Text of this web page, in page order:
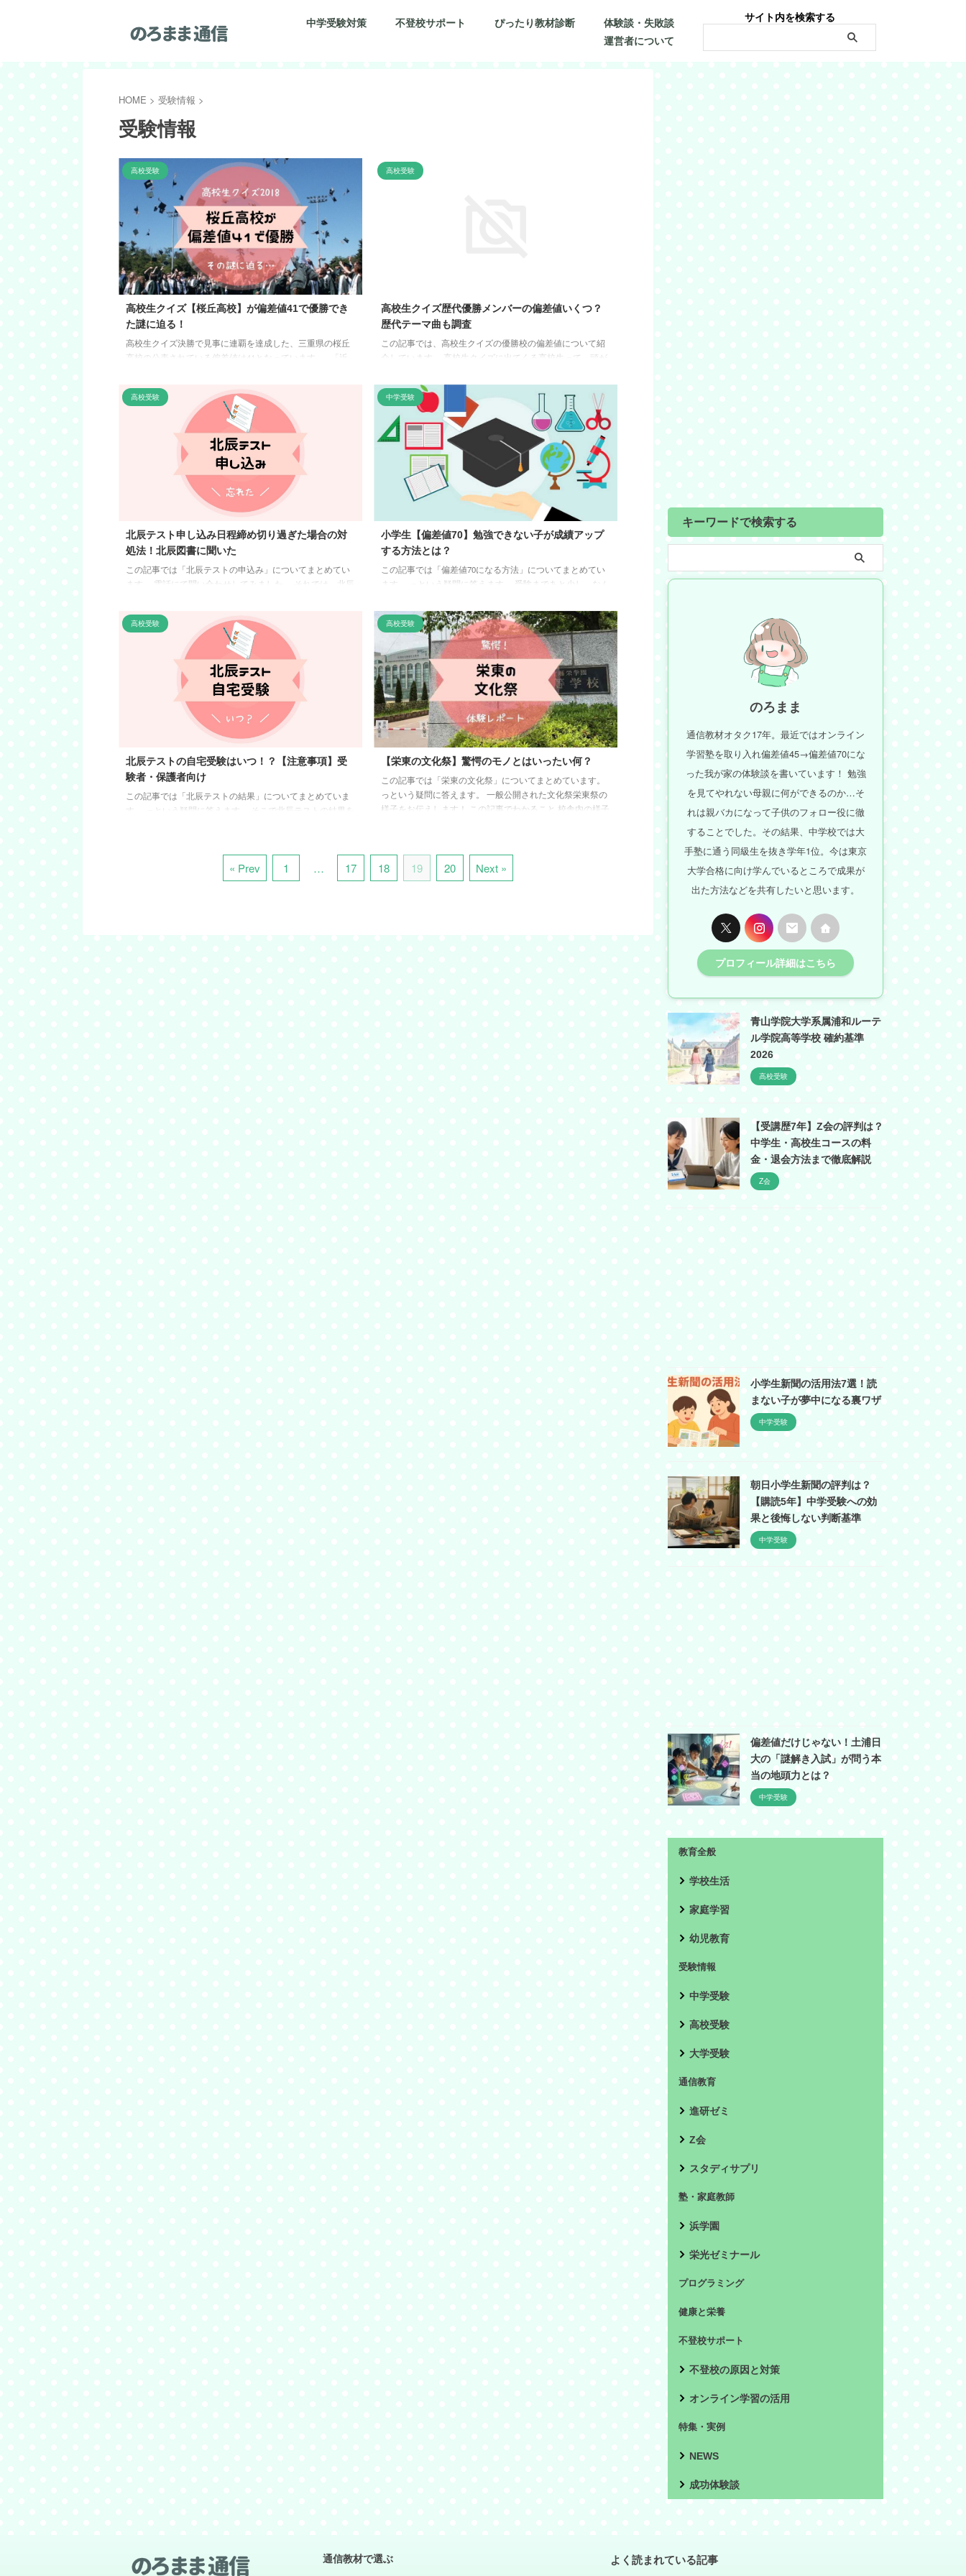
中学受験対策 不登校サポート ぴったり教材診断
体験談・失敗談
運営者について
サイト内を検索する
HOME > 受験情報 >
受験情報
高校受験
高校生クイズ【桜丘高校】が偏差値41で優勝でき
た謎に迫る！
高校生クイズ決勝で見事に連覇を達成した、三重県の桜丘
高校の公表されている偏差値は41となっています。 「近
ど…」 高校生クイズ歴代の優勝校を調べていて、違和感
があったのが桜丘高校でした。 それならば、調べてみよ
うと思いまとめてみたので興味のある方は一緒に謎を解明
していきましょう。 高校生クイズの桜丘高校とは 桜丘高校
は、三重県にあります。 イギリスの全寮制であるイート
ン校をモデル校にしている、私立 ...
高校受験
高校生クイズ歴代優勝メンバーの偏差値いくつ？
歴代テーマ曲も調査
この記事では、高校生クイズの優勝校の偏差値について紹
介しています。 高校生クイズに出てくる高校生って、頭が
ている伊沢さんを始めとする多くのメンバーも、高校生ク
イズに参加！ そこで高校生クイズ優勝校って、どれだけの
偏差値があるのか調べてみることにしました。それでは、
夏の風物詩「高校生クイズ」に参加した歴代の優勝校につ
いてお伝えします。 高校生クイズの歴代優勝校の偏差値 高
校生クイズとは、全国の高校生が参加するクイズの祭典で
す。 この夏の風物詩とも言えるク ...
高校受験
北辰テスト申し込み日程締め切り過ぎた場合の対
処法！北辰図書に聞いた
この記事では「北辰テストの申込み」についてまとめてい
ます。 電話にて問い合わせしてみました。 それでは、北辰
辰テストの申し込み日程 中学3年生 申込締め切りは、試
験日約20日前！ 最初に申し込みスケジュールを確認しまし
ょう。 北辰テストの実施日申込日程第1回 4/28(日)3/21(木)
～4/7(日)第2回 6/16(日)5/16(木)～5/26(日)第3回
7/21(日)6/13(木)～6/30(日)第4回 9/1(日)7/25(木)～8/11(日) ...
中学受験
小学生【偏差値70】勉強できない子が成績アップ
する方法とは？
この記事では「偏差値70になる方法」についてまとめてい
ます。 っという疑問に答えます。 受験まであと少し、なん
ている我が家が、東大生の勉強方法について徹底調査。 こ
の記事でわかること 小学生で偏差値70を目指す方法 東大生
の勉強方法 中学受験におすすめな教材 小学生が偏差値70を
目指す意義 偏差値70 どのレベル？ 偏差値70とは、具体的
には全体の上位約2%に位置すると言われています。 これ
は、平均が50、標準偏差が10の正規分布において、上位2.3
...
高校受験
北辰テストの自宅受験はいつ！？【注意事項】受
験者・保護者向け
この記事では「北辰テストの結果」についてまとめていま
す。 っという疑問に答えます。 そこで北辰テストの結果を
把握して心の準備をしましょう。 受験の最後の追い上げに
は、分からない単元だけをスタディサプリのわかりやすい
授業をみて、1点でも多くとることがおすすめ！ 北辰テス
高校受験
【栄東の文化祭】驚愕のモノとはいったい何？
この記事では「栄東の文化祭」についてまとめています。
っという疑問に答えます。 一般公開された文化祭栄東祭の
様子をお伝えします！ この記事でわかること 校舎内の様子
文化祭[クイズ研究部] 2016年の全国高校生クイズに出場
し、アメリカのハリウッドまで行き準優勝したクイズ研究
« Prev 1 … 17 18 19 20 Next »
キーワードで検索する
のろまま
通信教材オタク17年。最近ではオンライン
学習塾を取り入れ偏差値45→偏差値70にな
った我が家の体験談を書いています！ 勉強
を見てやれない母親に何ができるのか…そ
れは親バカになって子供のフォロー役に徹
することでした。その結果、中学校では大
手塾に通う同級生を抜き学年1位。今は東京
大学合格に向け学んでいるところで成果が
出た方法などを共有したいと思います。
プロフィール詳細はこちら
青山学院大学系属浦和ルーテ
ル学院高等学校 確約基準
2026
高校受験
【受講歴7年】Z会の評判は？
中学生・高校生コースの料
金・退会方法まで徹底解説
Z会
小学生新聞の活用法7選！読
まない子が夢中になる裏ワザ
中学受験
朝日小学生新聞の評判は？
【購読5年】中学受験への効
果と後悔しない判断基準
中学受験
偏差値だけじゃない！土浦日
大の「謎解き入試」が問う本
当の地頭力とは？
中学受験
教育全般
学校生活
家庭学習
幼児教育
受験情報
中学受験
高校受験
大学受験
通信教育
進研ゼミ
Z会
スタディサプリ
塾・家庭教師
浜学園
栄光ゼミナール
プログラミング
健康と栄養
不登校サポート
不登校の原因と対策
オンライン学習の活用
特集・実例
NEWS
成功体験談
通信教材で選ぶ よく読まれている記事